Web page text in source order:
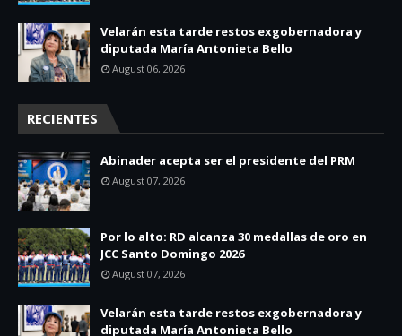
Velarán esta tarde restos exgobernadora y
diputada María Antonieta Bello
August 06, 2026
RECIENTES
Abinader acepta ser el presidente del PRM
August 07, 2026
Por lo alto: RD alcanza 30 medallas de oro en
JCC Santo Domingo 2026
August 07, 2026
Velarán esta tarde restos exgobernadora y
diputada María Antonieta Bello